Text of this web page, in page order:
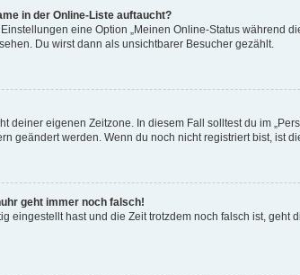
in der Online-Liste auftaucht?
eine Option „Meinen Online-Status während
Du wirst dann als unsichtbarer Besucher gezählt.
deiner eigenen Zeitzone. In diesem Fall solltest du im
geändert werden. Wenn du noch nicht registriert bist, ist
geht immer noch falsch!
eingestellt hast und die Zeit trotzdem noch falsch ist,